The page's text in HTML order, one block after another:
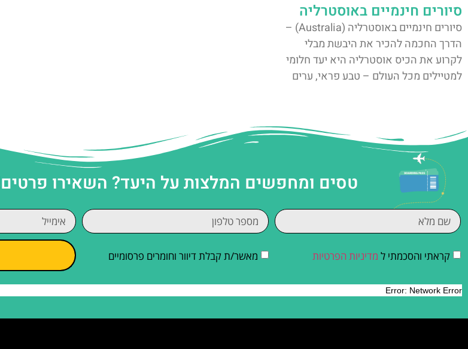
סיורים חינמיים באוסטרליה
סיורים חינמיים באוסטרליה (Australia) –
הדרך החכמה להכיר את היבשת מבלי
לקרוע את הכיס אוסטרליה היא יעד חלומי
למטיילים מכל העולם – טבע פראי, ערים
טסים ומחפשים המלצות על היעד? השאירו
קראתי והסכמתי ל מדיניות הפרטיות מאשר/ת קבלת דיוור וחומרים פרסומיים